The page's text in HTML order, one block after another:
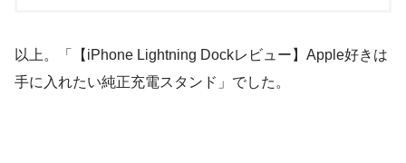
以上。「【iPhone Lightning Dockレビュー】Apple好きは
手に入れたい純正充電スタンド」でした。